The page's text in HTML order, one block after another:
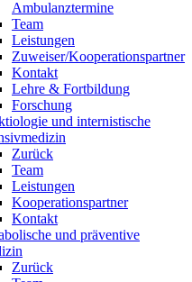
Ambulanztermine
Team
Leistungen
Zuweiser/Kooperationspartner
Kontakt
Lehre & Fortbildung
Forschung
und internistische
Zurück
Team
Leistungen
Kooperationspartner
Kontakt
und präventive
Zurück